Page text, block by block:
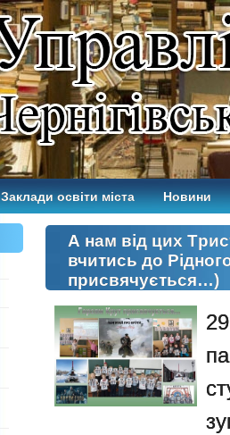
Заклади освіти міста Новини
А нам від цих
вчитись до
присвячується…)